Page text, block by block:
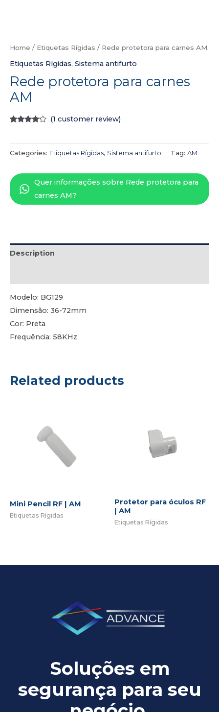
Home / Etiquetas Rígidas / Rede protetora para carnes AM
Etiquetas Rígidas, Sistema antifurto
Rede protetora para carnes
AM
of 5
based
on
(1 customer review)
Categories: Etiquetas Rígidas, Sistema antifurto Tag: AM
Quer informações sobre Rede protetora para
carnes AM?
Description
Modelo: BG129
Dimensão: 36-72mm
Cor: Preta
Frequência: 58KHz
Related products
Mini Pencil RF | AM
Etiquetas Rígidas
Protetor para óculos RF
| AM
Etiquetas Rígidas
Soluções em
segurança para seu